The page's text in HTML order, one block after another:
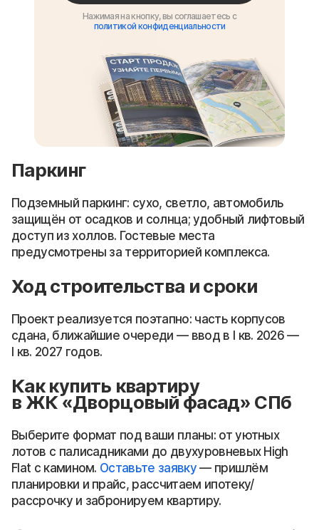
Нажимая на кнопку, вы соглашаетесь с
политикой конфиденциальности
Паркинг
Подземный паркинг: сухо, светло, автомобиль
защищён от осадков и солнца; удобный лифтовый
доступ из холлов. Гостевые места
предусмотрены за территорией комплекса.
Ход строительства и сроки
Проект реализуется поэтапно: часть корпусов
сдана, ближайшие очереди — ввод в I кв. 2026 —
I кв. 2027 годов.
Как купить квартиру
в ЖК «Дворцовый фасад» СПб
Выберите формат под ваши планы: от уютных
лотов с палисадниками до двухуровневых High
Flat с камином. Оставьте заявку— пришлём
планировки и прайс, рассчитаем ипотеку/
рассрочку и забронируем квартиру.